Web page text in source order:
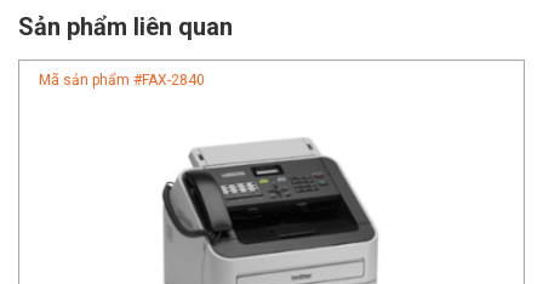
Sản phẩm liên quan
Mã sản phẩm #FAX-2840